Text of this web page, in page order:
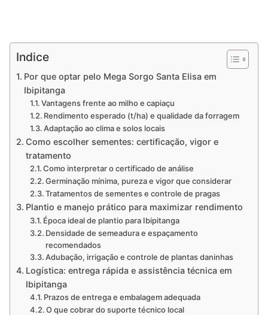
Indice
Por que optar pelo Mega Sorgo Santa Elisa em
Ibipitanga
Vantagens frente ao milho e capiaçu
Rendimento esperado (t/ha) e qualidade da forragem
Adaptação ao clima e solos locais
Como escolher sementes: certificação, vigor e
tratamento
Como interpretar o certificado de análise
Germinação mínima, pureza e vigor que considerar
Tratamentos de sementes e controle de pragas
Plantio e manejo prático para maximizar rendimento
Época ideal de plantio para Ibipitanga
Densidade de semeadura e espaçamento
recomendados
Adubação, irrigação e controle de plantas daninhas
Logística: entrega rápida e assistência técnica em
Ibipitanga
Prazos de entrega e embalagem adequada
O que cobrar do suporte técnico local